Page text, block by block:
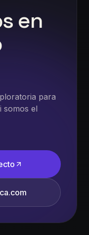
en
para
somos el